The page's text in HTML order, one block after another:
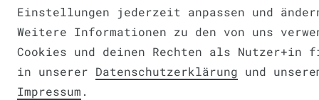
Einstellungen jederzeit anpassen und
Weitere Informationen zu den von uns
Cookies und deinen Rechten als Nutzer+in
in unserer Daten­schutz­erklärung und
Impressum .